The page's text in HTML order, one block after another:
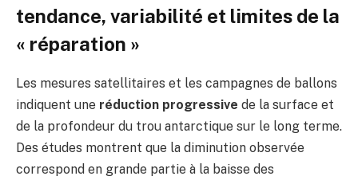
tendance, variabilité et limites de la
« réparation »
Les mesures satellitaires et les campagnes de ballons
indiquent une réduction progressive de la surface et
de la profondeur du trou antarctique sur le long terme.
Des études montrent que la diminution observée
correspond en grande partie à la baisse des